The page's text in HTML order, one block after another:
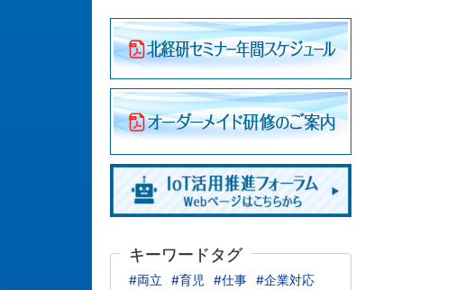
キーワードタグ
#両立 #育児 #仕事 #企業対応